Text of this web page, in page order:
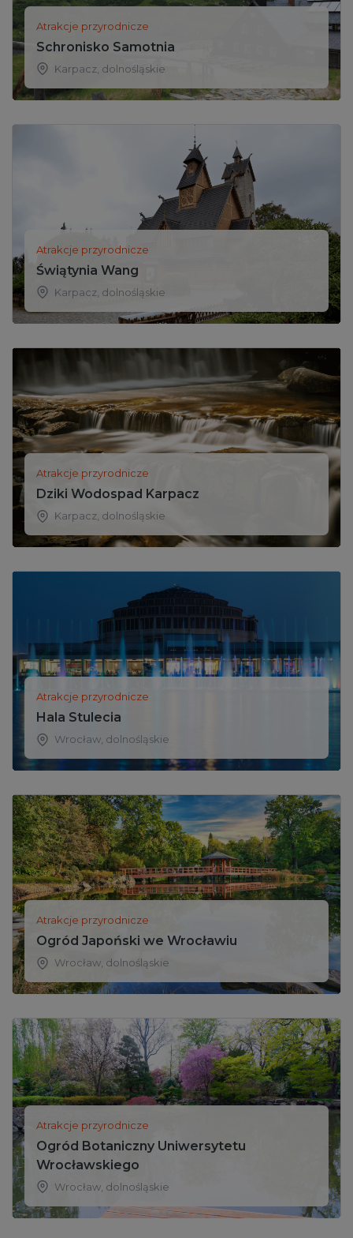
Atrakcje przyrodnicze
Schronisko Samotnia
Karpacz dolnośląskie
Atrakcje przyrodnicze
Świątynia Wang
Karpacz dolnośląskie
Atrakcje przyrodnicze
Dziki Wodospad Karpacz
Karpacz dolnośląskie
Atrakcje przyrodnicze
Hala Stulecia
Wrocław, dolnośląskie
Atrakcje przyrodnicze
Ogród Japoński we Wrocławiu
Wrocław, dolnośląskie
Atrakcje przyrodnicze
Ogród Botaniczny Uniwersytetu
Wrocławskiego
Wrocław dolnośląskie